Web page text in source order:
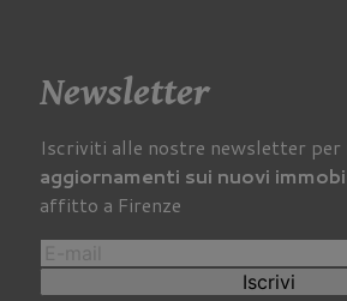
Newsletter
Iscriviti alle nostre newsletter per
aggiornamenti sui nuovi
affitto a Firenze
Iscrivi